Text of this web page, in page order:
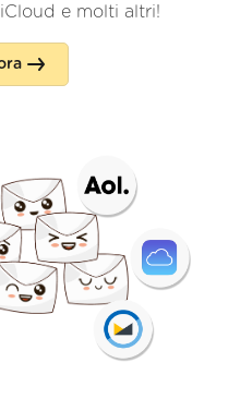
e molti altri!